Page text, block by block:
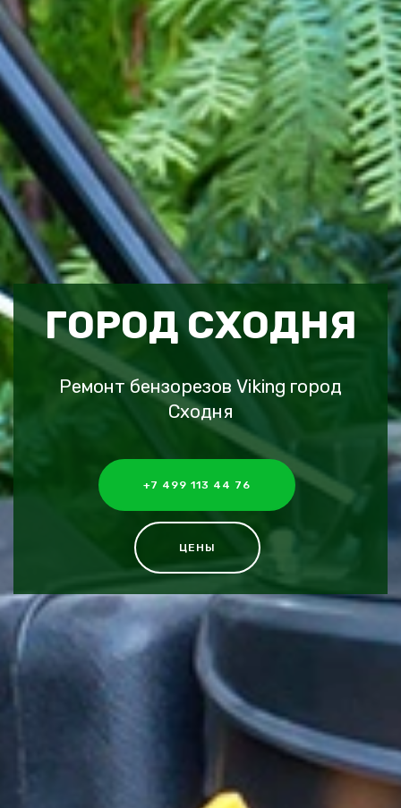
ГОРОД СХОДНЯ
Ремонт бензорезов Viking город
Сходня
+7 499 113 44 76
ЦЕНЫ